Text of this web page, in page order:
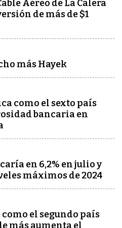
Aéreo de La Calera
de más de $1
más Hayek
como el sexto país
bancaria en
en 6,2% en julio y
máximos de 2024
el segundo país
más aumenta el